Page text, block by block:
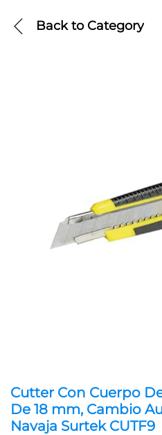
Back toCategory
Cutter Con Cuerpo
De 18 mm, Cambio
Navaja Surtek CUTF9